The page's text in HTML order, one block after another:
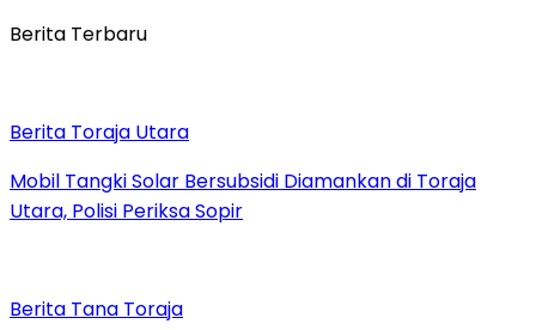
Berita Terbaru
Berita Toraja Utara
Mobil Tangki Solar Bersubsidi Diamankan di Toraja
Utara, Polisi Periksa Sopir
Berita Tana Toraja